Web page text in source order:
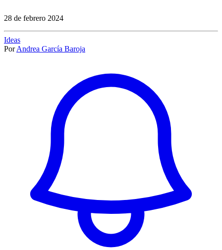
28 de febrero 2024
Ideas
Por Andrea García Baroja